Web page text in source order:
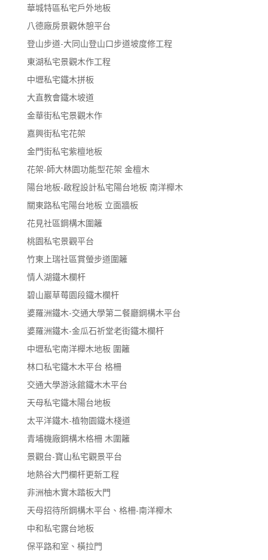
華城特區私宅戶外地板
八德廠房景觀休憩平台
登山步道-大同山登山口步道坡度修工程
東湖私宅景觀木作工程
中壢私宅鐵木拼板
大直教會鐵木坡道
金華街私宅景觀木作
嘉興街私宅花架
金門街私宅紫檀地板
花架-師大林園功能型花架 金檀木
陽台地板-啟程設計私宅陽台地板 南洋櫸木
關東路私宅陽台地板 立面牆板
花見社區鋼構木圍籬
桃園私宅景觀平台
竹東上瑞社區賞螢步道圍籬
情人湖鐵木欄杆
碧山巖草莓園段鐵木欄杆
婆羅洲鐵木-交通大學第二餐廳鋼構木平台
婆羅洲鐵木-金瓜石祈堂老街鐵木欄杆
中壢私宅南洋櫸木地板 圍籬
林口私宅鐵木木平台 格柵
交通大學游泳館鐵木木平台
天母私宅鐵木陽台地板
太平洋鐵木-植物園鐵木棧道
青埔機廠鋼構木格柵 木圍籬
景觀台-寶山私宅觀景平台
地熱谷大門欄杆更新工程
非洲柚木實木踏板大門
天母招待所鋼構木平台、格柵-南洋櫸木
中和私宅露台地板
保平路和室、橫拉門